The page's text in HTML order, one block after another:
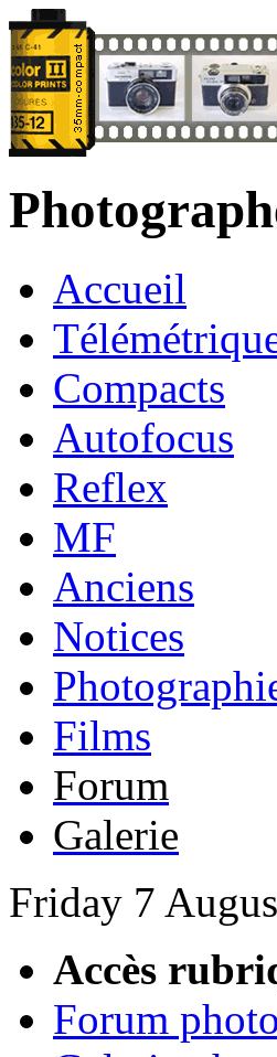
Accueil
Compacts
Autofocus
Reflex
MF
Anciens
Notices
Films
Forum
Galerie
Friday 7
Accès
Forum photo